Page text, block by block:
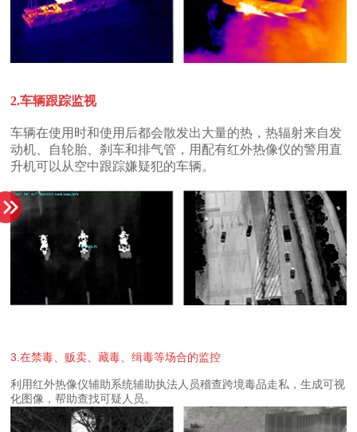
2.车辆跟踪监视
升机可以从空中跟踪嫌疑犯的车辆。
3.在禁毒、贩卖、藏毒、缉毒等场合的监控
化图像，帮助查找可疑人员。